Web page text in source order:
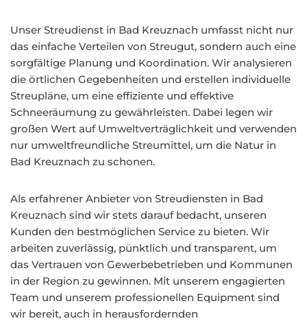
Unser Streudienst in Bad Kreuznach umfasst nicht nur
das einfache Verteilen von Streugut, sondern auch eine
sorgfältige Planung und Koordination. Wir analysieren
die örtlichen Gegebenheiten und erstellen individuelle
Streupläne, um eine effiziente und effektive
Schneeräumung zu gewährleisten. Dabei legen wir
großen Wert auf Umweltverträglichkeit und verwenden
nur umweltfreundliche Streumittel, um die Natur in
Bad Kreuznach zu schonen.
Als erfahrener Anbieter von Streudiensten in Bad
Kreuznach sind wir stets darauf bedacht, unseren
Kunden den bestmöglichen Service zu bieten. Wir
arbeiten zuverlässig, pünktlich und transparent, um
das Vertrauen von Gewerbebetrieben und Kommunen
in der Region zu gewinnen. Mit unserem engagierten
Team und unserem professionellen Equipment sind
wir bereit, auch in herausfordernden